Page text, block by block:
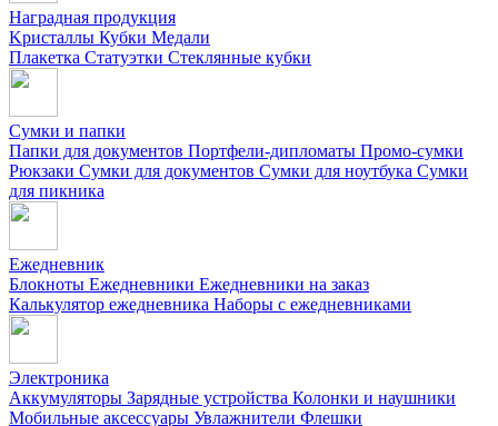
Наградная продукция
Kристаллы Кубки Медали
Плакетка Статуэтки Стеклянные кубки
Сумки и папки
Папки для документов Портфели-дипломаты Промо-сумки
Рюкзаки Сумки для документов Сумки для ноутбука Сумки
для пикника
Ежедневник
Блокноты Ежедневники Ежедневники на заказ
Калькулятор ежедневника Наборы с ежедневниками
Электроника
Аккумуляторы Зарядные устройства Колонки и наушники
Мобильные аксессуары Увлажнители Флешки